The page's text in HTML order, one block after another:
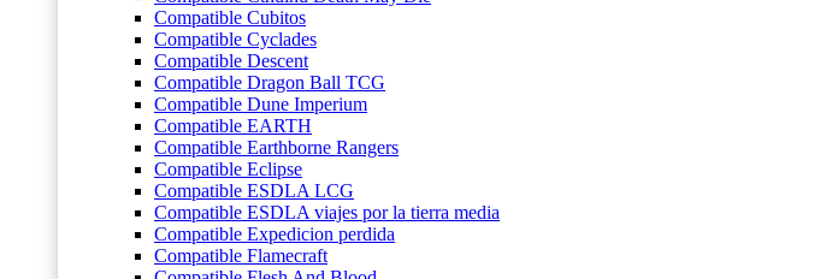
Compatible Cubitos
Compatible Cyclades
Compatible Descent
Compatible Dragon Ball TCG
Compatible Dune Imperium
Compatible EARTH
Compatible Earthborne Rangers
Compatible Eclipse
Compatible ESDLA LCG
Compatible ESDLA viajes por la tierra media
Compatible Expedicion perdida
Compatible Flamecraft